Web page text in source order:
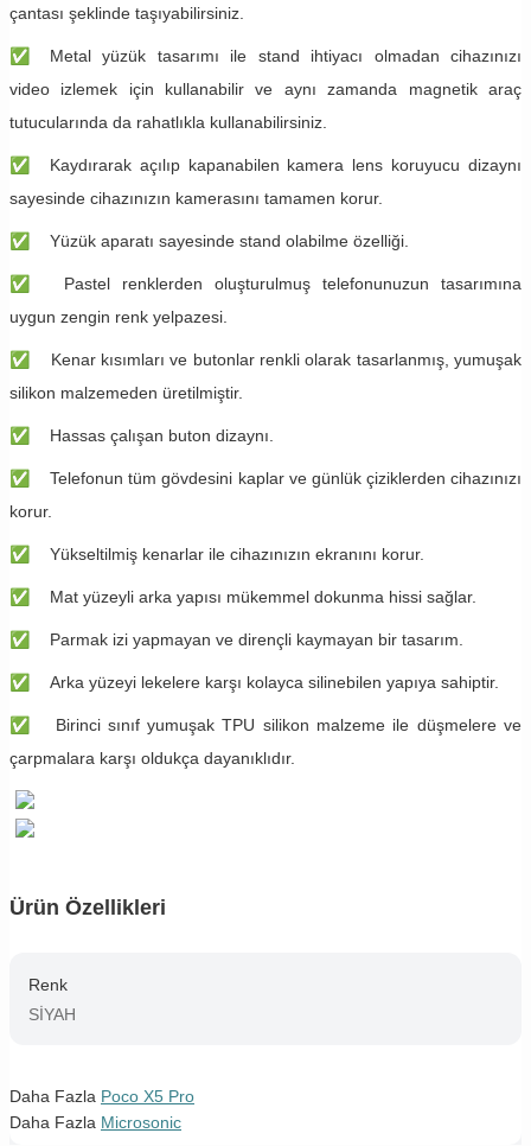
çantası şeklinde taşıyabilirsiniz.
✅ Metal yüzük tasarımı ile stand ihtiyacı olmadan cihazınızı
video izlemek için kullanabilir ve aynı zamanda magnetik araç
tutucularında da rahatlıkla kullanabilirsiniz.
✅ Kaydırarak açılıp kapanabilen kamera lens koruyucu dizaynı
sayesinde cihazınızın kamerasını tamamen korur.
✅ Yüzük aparatı sayesinde stand olabilme özelliği.
✅ Pastel renklerden oluşturulmuş telefonunuzun tasarımına
uygun zengin renk yelpazesi.
✅ Kenar kısımları ve butonlar renkli olarak tasarlanmış, yumuşak
silikon malzemeden üretilmiştir.
✅ Hassas çalışan buton dizaynı.
✅Telefonun tüm gövdesini kaplar ve günlük çiziklerden cihazınızı
korur.
✅ Yükseltilmiş kenarlar ile cihazınızın ekranını korur.
✅ Mat yüzeyli arka yapısı mükemmel dokunma hissi sağlar.
✅ Parmak izi yapmayan ve dirençli kaymayan bir tasarım.
✅ Arka yüzeyi lekelere karşı kolayca silinebilen yapıya sahiptir.
✅ Birinci sınıf yumuşak TPU silikon malzeme ile düşmelere ve
çarpmalara karşı oldukça dayanıklıdır.
Ürün Özellikleri
Renk
SİYAH
Daha Fazla Poco X5 Pro
Daha Fazla Microsonic